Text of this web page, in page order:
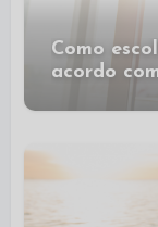
Como
acordo